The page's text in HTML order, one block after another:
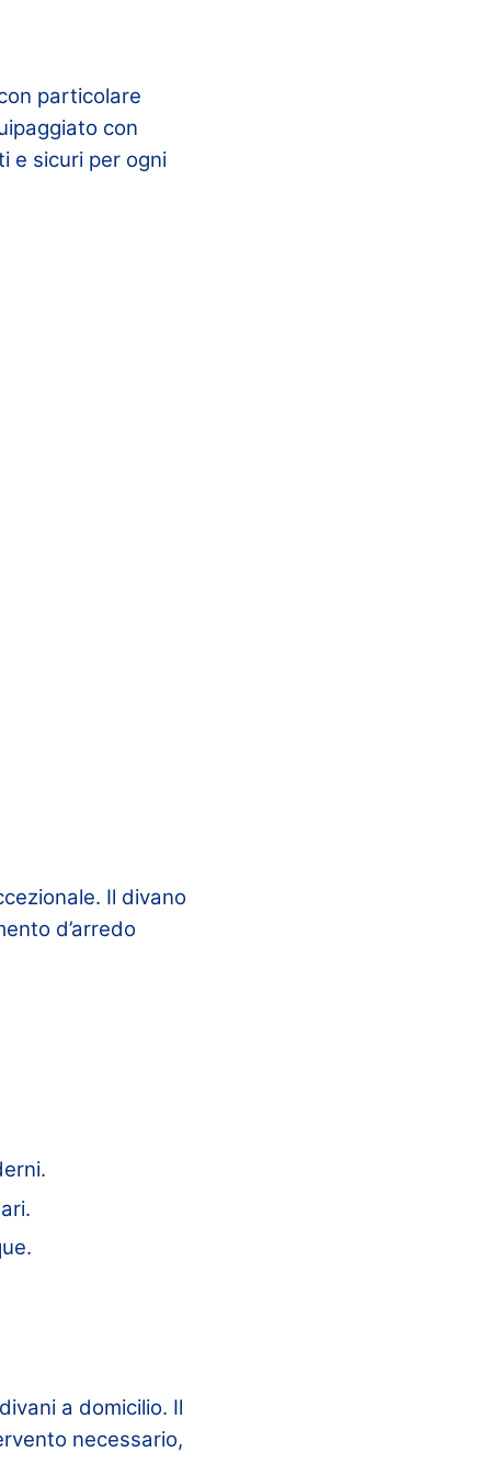
particolare
con
e sicuri per ogni
Il divano
d’arredo
a domicilio. Il
necessario,